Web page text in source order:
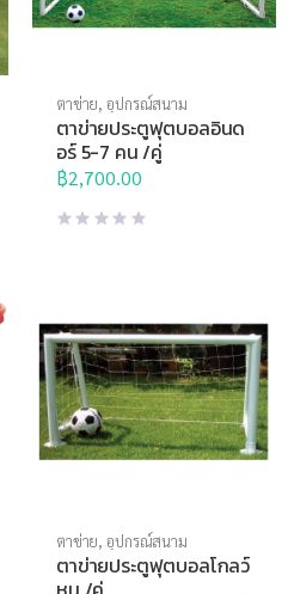
ตาข่าย,อุปกรณ์สนาม
ตาข่ายประตูฟุตบอลอินด
อร์ 5-7 คน /คู่
฿2,700.00
ตาข่าย,อุปกรณ์สนาม
ตาข่ายประตูฟุตบอลโกลว์